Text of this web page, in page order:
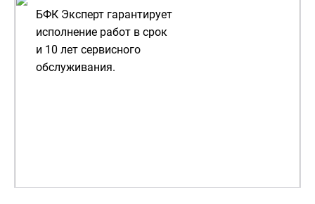
БФК Эксперт гарантирует
исполнение работ в срок
и 10 лет сервисного
обслуживания.